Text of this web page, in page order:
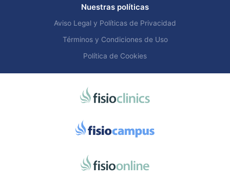
Nuestras políticas
Aviso Legal y Políticas de Privacidad
Términos y Condiciones de Uso
Política de Cookies